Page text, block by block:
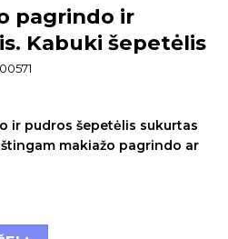
pagrindo ir
Kabuki šepetėlis
ir pudros šepetėlis sukurtas
makiažo pagrindo ar